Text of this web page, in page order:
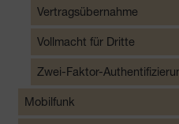
Vertragsübernahme
Vollmacht für Dritte
Zwei-Faktor-
Mobilfunk